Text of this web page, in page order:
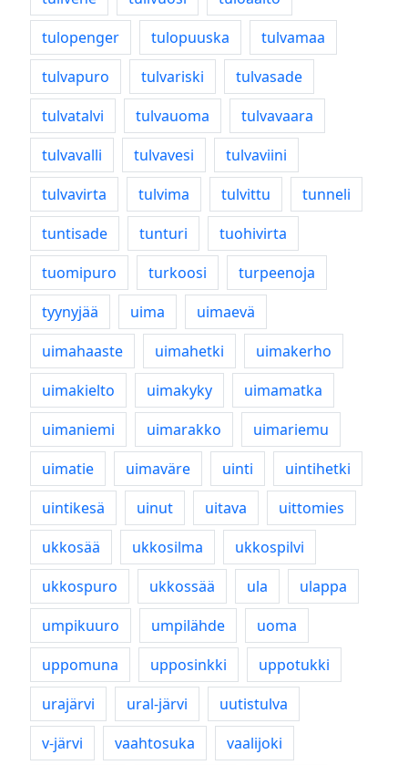
tulopenger
tulopuuska
tulvamaa
tulvapuro
tulvariski
tulvasade
tulvatalvi
tulvauoma
tulvavaara
tulvavalli
tulvavesi
tulvaviini
tulvavirta
tulvima tulvittu
tunneli
tuntisade
tunturi
tuohivirta
tuomipuro
turkoosi
turpeenoja
tyynyjää
uima
uimaevä
uimahaaste
uimahetki
uimakerho
uimakielto
uimakyky
uimamatka
uimaniemi
uimarakko
uimariemu
uimatie
uimaväre uinti
uintihetki
uintikesä
uinut uitava
uittomies
ukkosää
ukkosilma
ukkospilvi
ukkospuro
ukkossää ula
ulappa
umpikuuro
umpilähde
uoma
uppomuna
upposinkki
uppotukki
urajärvi
ural-järvi
uutistulva
v-järvi
vaahtosuka
vaalijoki